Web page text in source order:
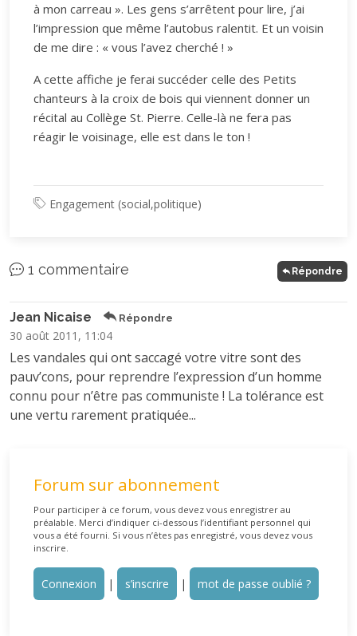
à mon carreau ». Les gens s’arrêtent pour lire, j’ai
l’impression que même l’autobus ralentit. Et un voisin
de me dire : « vous l’avez cherché ! »
A cette affiche je ferai succéder celle des Petits
chanteurs à la croix de bois qui viennent donner un
récital au Collège St. Pierre. Celle-là ne fera pas
réagir le voisinage, elle est dans le ton !
Engagement (social,politique)
1 commentaire Répondre
Jean Nicaise Répondre
30 août 2011, 11:04
Les vandales qui ont saccagé votre vitre sont des
pauv’cons, pour reprendre l’expression d’un homme
connu pour n’être pas communiste ! La tolérance est
une vertu rarement pratiquée...
Forum sur abonnement
Pour participer à ce forum, vous devez vous enregistrer au
préalable. Merci d’indiquer ci-dessous l’identifiant personnel qui
vous a été fourni. Si vous n’êtes pas enregistré, vous devez vous
inscrire.
Connexion | s’inscrire | mot de passe oublié ?